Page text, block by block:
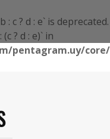
: c ? d : e` is deprecated.
? d : e)` in
pentagram.uy/